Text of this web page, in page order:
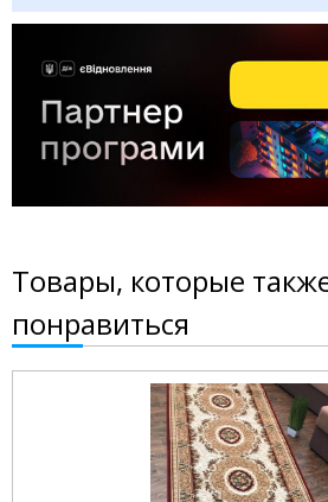
Товары, которые
понравиться